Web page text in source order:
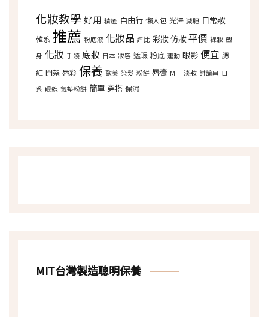
化妝教學 好用 精選 自由行 懶人包 光澤 減肥 日常妝
韓系 推薦 粉底液 化妝品 評比 彩妝 仿妝 平價 裸妝 塑
身 化妝 手殘 底妝 日本 妝容 遮瑕 粉底 運動 眼影 便宜 腮
紅 開架 唇彩 保養 歐美 染髮 粉餅 唇膏 MIT 淡妝 討論串 日
系 眼線 氣墊粉餅 簡單 穿搭 保濕
MIT台灣製造聰明保養